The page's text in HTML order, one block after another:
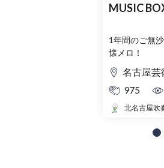
MUSIC
1年間のご無
懐メロ！
名古屋芸術
975
北名古屋吹